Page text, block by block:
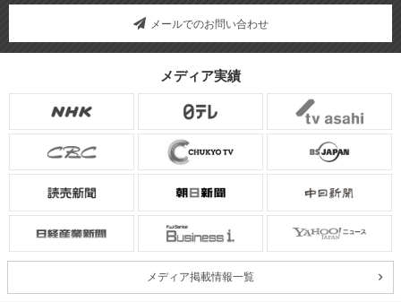
メールでのお問い合わせ
メディア実績
メディア掲載情報一覧